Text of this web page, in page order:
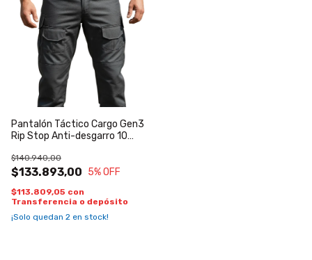
Pantalón Táctico Cargo Gen3
Rip Stop Anti-desgarro 10
mires
$133.893,00
$140.940,00
5% OFF
$113.809,05 con
Transferencia o depósito
¡Solo quedan 2 en stock!